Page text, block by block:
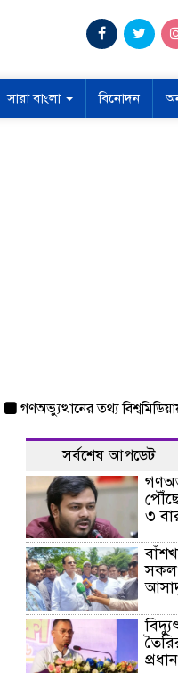
সারা বাংলা বিনোদন
গণঅভ্যুত্থানের তথ্য বিশ্বমিডিয়ায়
সর্বশেষ আপডেট
৩
সকল